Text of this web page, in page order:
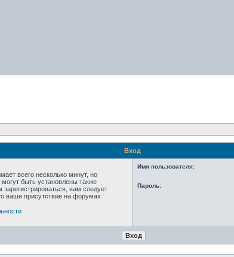
Вход
всего несколько минут, но
быть установлены также
вам следует
ваше присутствие на форумах
Имя пользователя:
Пароль: